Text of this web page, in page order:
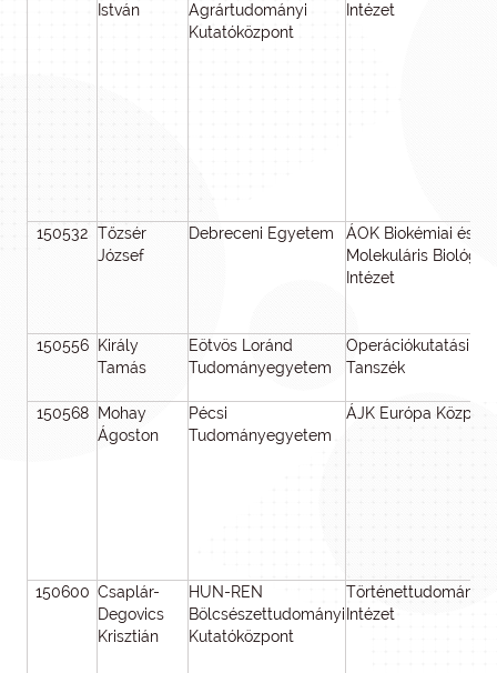
István
Agrártudományi
Kutatóközpont
Intézet
150532 Tőzsér
József
Debreceni Egyetem
ÁOK Biokémiai és
Molekuláris Biológiai
Intézet
150556
Király
Tamás
Eötvös Loránd
Tudományegyetem
Operációkutatási
Tanszék
150568
Mohay
Ágoston
Pécsi
Tudományegyetem
ÁJK Európa Központ
150600 Csaplár-
Degovics
Krisztián
HUN-REN
Bölcsészettudományi
Kutatóközpont
Történettudományi
Intézet